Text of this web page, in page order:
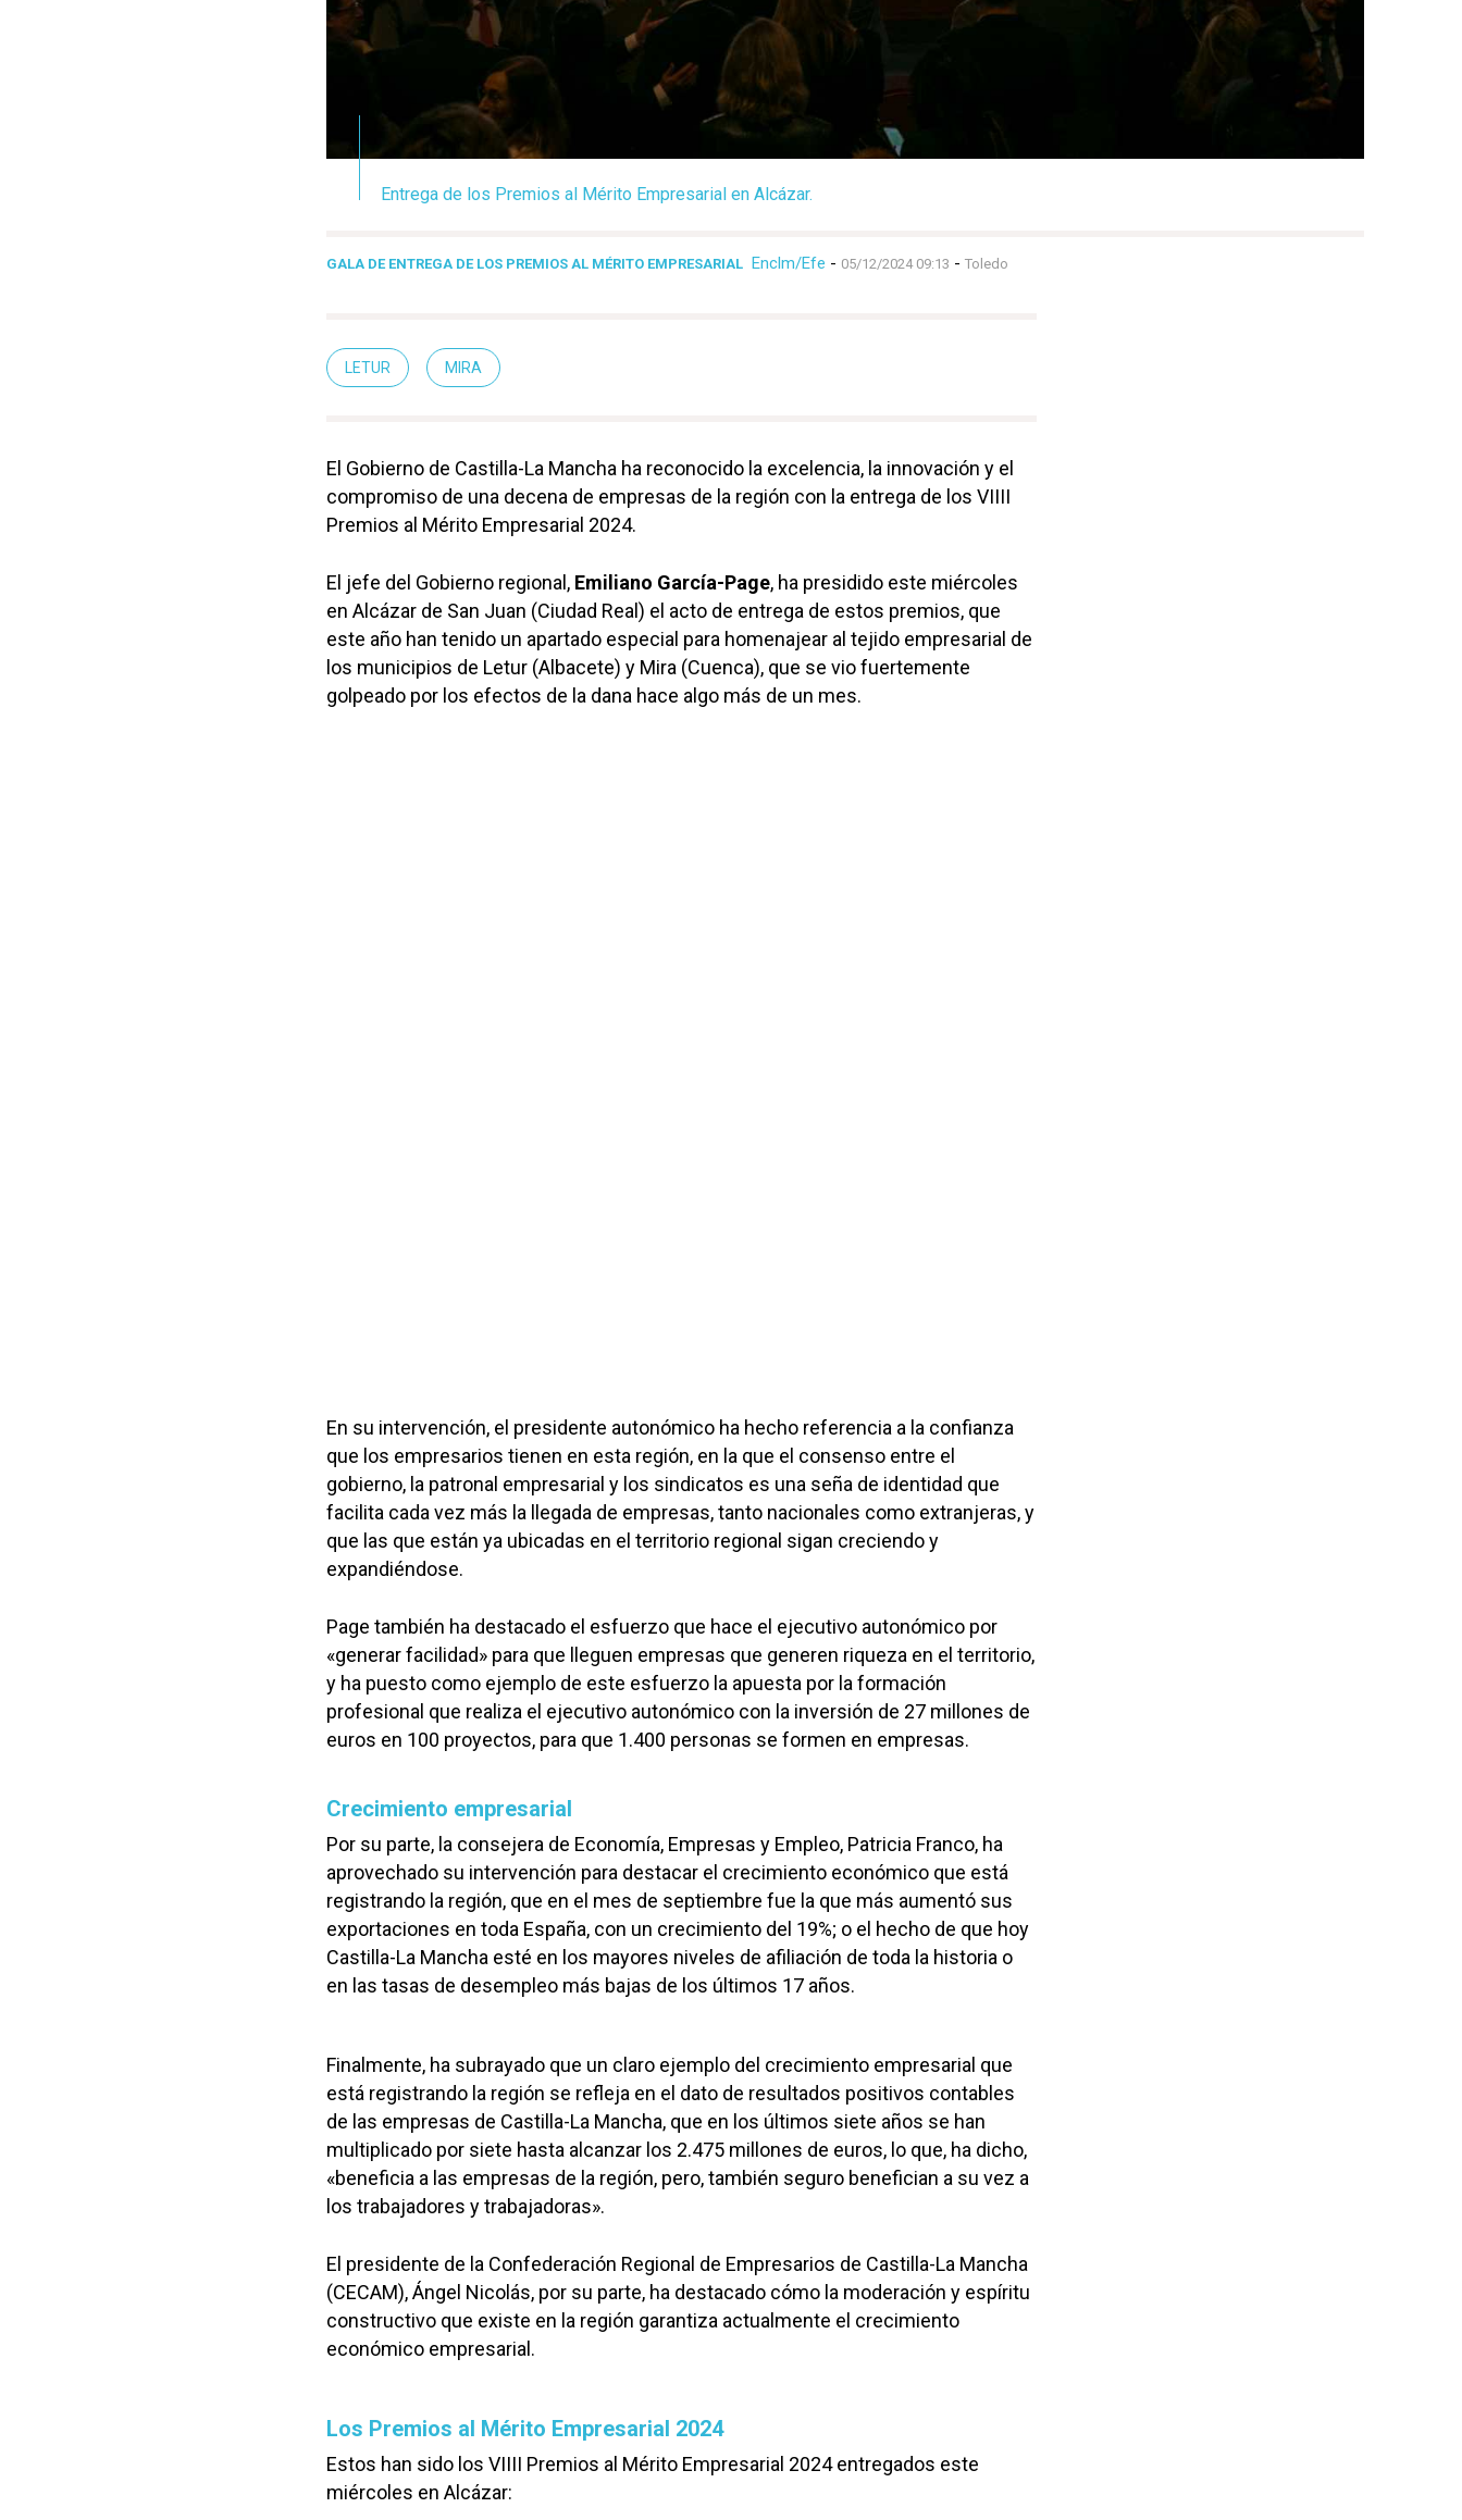
Entrega de los Premios al Mérito Empresarial en Alcázar.
GALA DE ENTREGA DE LOS PREMIOS AL MÉRITO EMPRESARIAL Enclm/Efe - 05/12/2024 09:13 - Toledo
LETUR MIRA
El Gobierno de Castilla-La Mancha ha reconocido la excelencia, la innovación y el
compromiso de una decena de empresas de la región con la entrega de los VIIII
Premios al Mérito Empresarial 2024.
El jefe del Gobierno regional, Emiliano García-Page, ha presidido este miércoles
en Alcázar de San Juan (Ciudad Real) el acto de entrega de estos premios, que
este año han tenido un apartado especial para homenajear al tejido empresarial de
los municipios de Letur (Albacete) y Mira (Cuenca), que se vio fuertemente
golpeado por los efectos de la dana hace algo más de un mes.
En su intervención, el presidente autonómico ha hecho referencia a la confianza
que los empresarios tienen en esta región, en la que el consenso entre el
gobierno, la patronal empresarial y los sindicatos es una seña de identidad que
facilita cada vez más la llegada de empresas, tanto nacionales como extranjeras, y
que las que están ya ubicadas en el territorio regional sigan creciendo y
expandiéndose.
Page también ha destacado el esfuerzo que hace el ejecutivo autonómico por
«generar facilidad» para que lleguen empresas que generen riqueza en el territorio,
y ha puesto como ejemplo de este esfuerzo la apuesta por la formación
profesional que realiza el ejecutivo autonómico con la inversión de 27 millones de
euros en 100 proyectos, para que 1.400 personas se formen en empresas.
Crecimiento empresarial
Por su parte, la consejera de Economía, Empresas y Empleo, Patricia Franco, ha
aprovechado su intervención para destacar el crecimiento económico que está
registrando la región, que en el mes de septiembre fue la que más aumentó sus
exportaciones en toda España, con un crecimiento del 19%; o el hecho de que hoy
Castilla-La Mancha esté en los mayores niveles de afiliación de toda la historia o
en las tasas de desempleo más bajas de los últimos 17 años.
Finalmente, ha subrayado que un claro ejemplo del crecimiento empresarial que
está registrando la región se refleja en el dato de resultados positivos contables
de las empresas de Castilla-La Mancha, que en los últimos siete años se han
multiplicado por siete hasta alcanzar los 2.475 millones de euros, lo que, ha dicho,
«beneficia a las empresas de la región, pero, también seguro benefician a su vez a
los trabajadores y trabajadoras».
El presidente de la Confederación Regional de Empresarios de Castilla-La Mancha
(CECAM), Ángel Nicolás, por su parte, ha destacado cómo la moderación y espíritu
constructivo que existe en la región garantiza actualmente el crecimiento
económico empresarial.
Los Premios al Mérito Empresarial 2024
Estos han sido los VIIII Premios al Mérito Empresarial 2024 entregados este
miércoles en Alcázar: